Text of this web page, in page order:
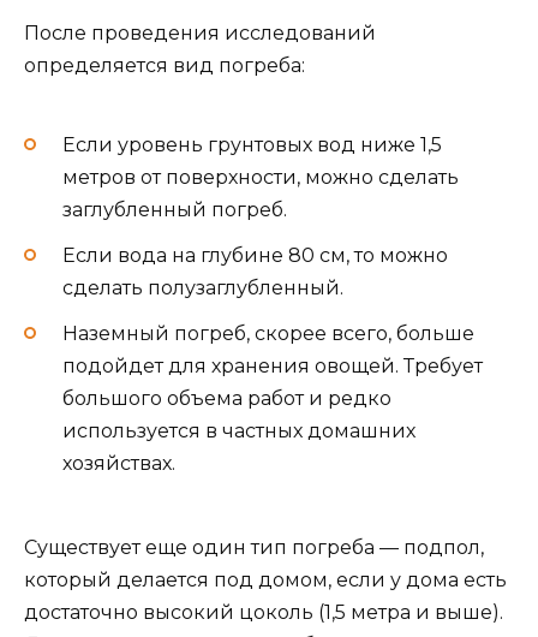
После проведения исследований
определяется вид погреба:
Если уровень грунтовых вод ниже 1,5
метров от поверхности, можно сделать
заглубленный погреб.
Если вода на глубине 80 см, то можно
сделать полузаглубленный.
Наземный погреб, скорее всего, больше
подойдет для хранения овощей. Требует
большого объема работ и редко
используется в частных домашних
хозяйствах.
Существует еще один тип погреба — подпол,
который делается под домом, если у дома есть
достаточно высокий цоколь (1,5 метра и выше).